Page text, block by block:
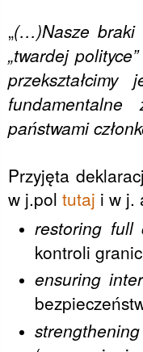
„(…)Nasze braki
„twardej
fundamentalne
państwami
Przyjęta
w j.pol tutaj i w j.
restoring full
kontroli
ensuring